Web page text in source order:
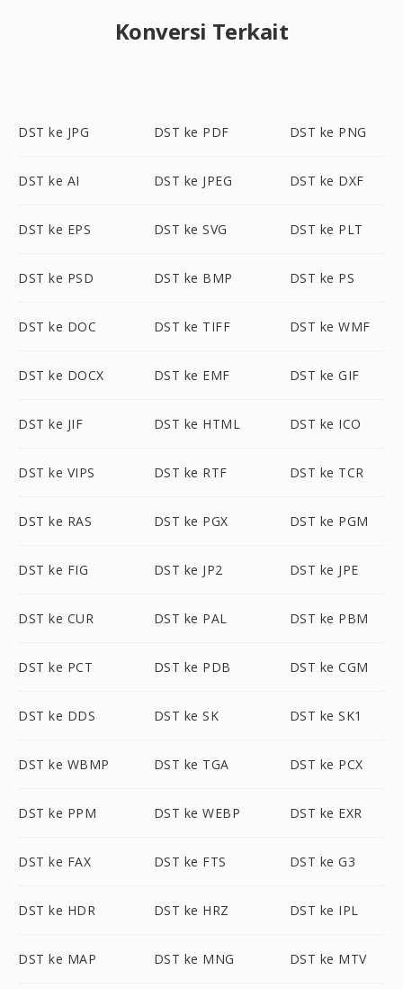
Konversi Terkait
DST ke JPG DST ke PDF DST ke PNG
DST ke AI DST ke JPEG DST ke DXF
DST ke EPS DST ke SVG DST ke PLT
DST ke PSD DST ke BMP DST ke PS
DST ke DOC DST ke TIFF DST ke WMF
DST ke DOCX DST ke EMF DST ke GIF
DST ke JIF DST ke HTML DST ke ICO
DST ke VIPS DST ke RTF DST ke TCR
DST ke RAS DST ke PGX DST ke PGM
DST ke FIG DST ke JP2 DST ke JPE
DST ke CUR DST ke PAL DST ke PBM
DST ke PCT DST ke PDB DST ke CGM
DST ke DDS DST ke SK DST ke SK1
DST ke WBMP DST ke TGA DST ke PCX
DST ke PPM DST ke WEBP DST ke EXR
DST ke FAX DST ke FTS DST ke G3
DST ke HDR DST ke HRZ DST ke IPL
DST ke MAP DST ke MNG DST ke MTV